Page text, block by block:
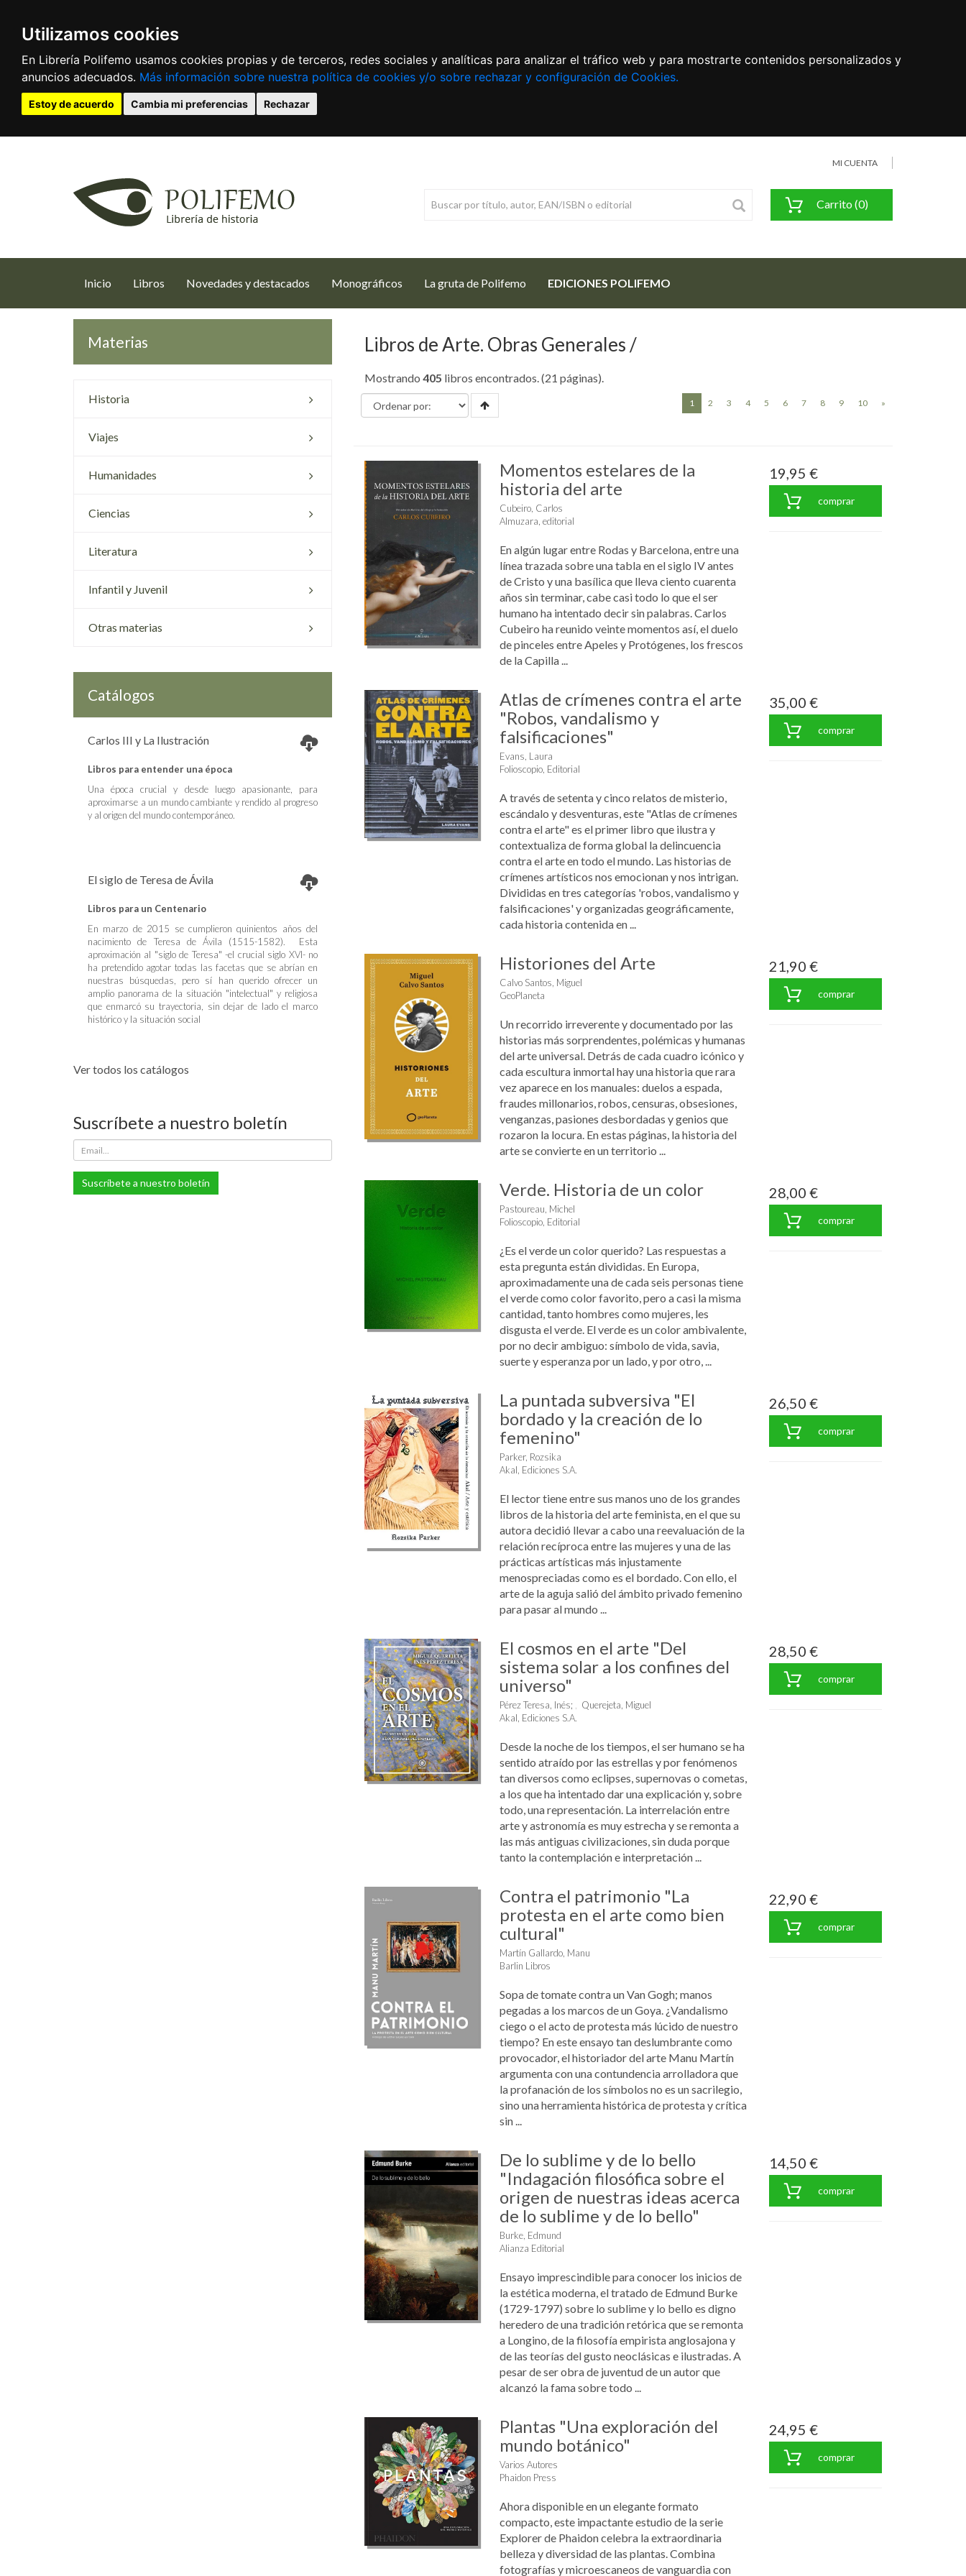
Utilizamos cookies
En Librería Polifemo usamos cookies propias y de terceros, redes sociales y analíticas para analizar el tráfico web y para mostrarte contenidos personalizados y
anuncios adecuados. Más información sobre nuestra política de cookies y/o sobre rechazar y configuración de Cookies.
Estoy de acuerdo Cambia mi preferencias Rechazar
MI CUENTA
Carrito (0)
Inicio (current)
Libros Novedades y destacados Monográficos La gruta de Polifemo EDICIONES POLIFEMO
Materias
Historia
Viajes
Humanidades
Ciencias
Literatura
Infantil y Juvenil
Otras materias
Catálogos
Carlos III y La Ilustración
Libros para entender una época
Una época crucial y desde luego apasionante, para
aproximarse a un mundo cambiante y rendido al progreso
y al origen del mundo contemporáneo.
El siglo de Teresa de Ávila
Libros para un Centenario
En marzo de 2015 se cumplieron quinientos años del
nacimiento de Teresa de Ávila (1515-1582). Esta
aproximación al "siglo de Teresa" -el crucial siglo XVI- no
ha pretendido agotar todas las facetas que se abrían en
nuestras búsquedas, pero sí han querido ofrecer un
amplio panorama de la situación "intelectual" y religiosa
que enmarcó su trayectoria, sin dejar de lado el marco
histórico y la situación social
Ver todos los catálogos
Suscríbete a nuestro boletín
Suscríbete a nuestro boletín
Libros de Arte. Obras Generales
Mostrando 405 libros encontrados. (21 páginas).
1 (current)
2 3 4 5 6 7 8 9 10 »
Momentos estelares de la
historia del arte
Cubeiro, Carlos
Almuzara, editorial
En algún lugar entre Rodas y Barcelona, entre una
línea trazada sobre una tabla en el siglo IV antes
de Cristo y una basílica que lleva ciento cuarenta
años sin terminar, cabe casi todo lo que el ser
humano ha intentado decir sin palabras. Carlos
Cubeiro ha reunido veinte momentos así, el duelo
de pinceles entre Apeles y Protógenes, los frescos
de la Capilla ...
19,95 €
comprar
Atlas de crímenes contra el arte
"Robos, vandalismo y
falsificaciones"
Evans, Laura
Folioscopio, Editorial
A través de setenta y cinco relatos de misterio,
escándalo y desventuras, este "Atlas de crímenes
contra el arte" es el primer libro que ilustra y
contextualiza de forma global la delincuencia
contra el arte en todo el mundo. Las historias de
crímenes artísticos nos emocionan y nos intrigan.
Divididas en tres categorías 'robos, vandalismo y
falsificaciones' y organizadas geográficamente,
cada historia contenida en ...
35,00 €
comprar
Historiones del Arte
Calvo Santos, Miguel
GeoPlaneta
Un recorrido irreverente y documentado por las
historias más sorprendentes, polémicas y humanas
del arte universal. Detrás de cada cuadro icónico y
cada escultura inmortal hay una historia que rara
vez aparece en los manuales: duelos a espada,
fraudes millonarios, robos, censuras, obsesiones,
venganzas, pasiones desbordadas y genios que
rozaron la locura. En estas páginas, la historia del
arte se convierte en un territorio ...
21,90 €
comprar
Verde. Historia de un color
Pastoureau, Michel
Folioscopio, Editorial
¿Es el verde un color querido? Las respuestas a
esta pregunta están divididas. En Europa,
aproximadamente una de cada seis personas tiene
el verde como color favorito, pero a casi la misma
cantidad, tanto hombres como mujeres, les
disgusta el verde. El verde es un color ambivalente,
por no decir ambiguo: símbolo de vida, savia,
suerte y esperanza por un lado, y por otro, ...
28,00 €
comprar
La puntada subversiva "El
bordado y la creación de lo
femenino"
Parker, Rozsika
Akal, Ediciones S.A.
El lector tiene entre sus manos uno de los grandes
libros de la historia del arte feminista, en el que su
autora decidió llevar a cabo una reevaluación de la
relación recíproca entre las mujeres y una de las
prácticas artísticas más injustamente
menospreciadas como es el bordado. Con ello, el
arte de la aguja salió del ámbito privado femenino
para pasar al mundo ...
26,50 €
comprar
El cosmos en el arte "Del
sistema solar a los confines del
universo"
Pérez Teresa, Inés;
Querejeta, Miguel
Akal, Ediciones S.A.
Desde la noche de los tiempos, el ser humano se ha
sentido atraído por las estrellas y por fenómenos
tan diversos como eclipses, supernovas o cometas,
a los que ha intentado dar una explicación y, sobre
todo, una representación. La interrelación entre
arte y astronomía es muy estrecha y se remonta a
las más antiguas civilizaciones, sin duda porque
tanto la contemplación e interpretación ...
28,50 €
comprar
Contra el patrimonio "La
protesta en el arte como bien
cultural"
Martín Gallardo, Manu
Barlin Libros
Sopa de tomate contra un Van Gogh; manos
pegadas a los marcos de un Goya. ¿Vandalismo
ciego o el acto de protesta más lúcido de nuestro
tiempo? En este ensayo tan deslumbrante como
provocador, el historiador del arte Manu Martín
argumenta con una contundencia arrolladora que
la profanación de los símbolos no es un sacrilegio,
sino una herramienta histórica de protesta y crítica
sin ...
22,90 €
comprar
De lo sublime y de lo bello
"Indagación filosófica sobre el
origen de nuestras ideas acerca
de lo sublime y de lo bello"
Burke, Edmund
Alianza Editorial
Ensayo imprescindible para conocer los inicios de
la estética moderna, el tratado de Edmund Burke
(1729-1797) sobre lo sublime y lo bello es digno
heredero de una tradición retórica que se remonta
a Longino, de la filosofía empirista anglosajona y
de las teorías del gusto neoclásicas e ilustradas. A
pesar de ser obra de juventud de un autor que
alcanzó la fama sobre todo ...
14,50 €
comprar
Plantas "Una exploración del
mundo botánico"
Varios Autores
Phaidon Press
Ahora disponible en un elegante formato
compacto, este impactante estudio de la serie
Explorer de Phaidon celebra la extraordinaria
belleza y diversidad de las plantas. Combina
fotografías y microescaneos de vanguardia con
24,95 €
comprar